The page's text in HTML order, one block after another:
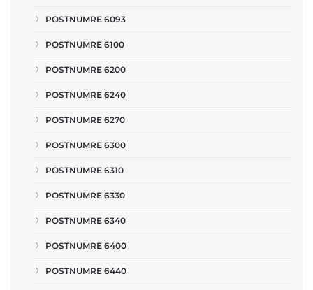
POSTNUMRE 6093
POSTNUMRE 6100
POSTNUMRE 6200
POSTNUMRE 6240
POSTNUMRE 6270
POSTNUMRE 6300
POSTNUMRE 6310
POSTNUMRE 6330
POSTNUMRE 6340
POSTNUMRE 6400
POSTNUMRE 6440